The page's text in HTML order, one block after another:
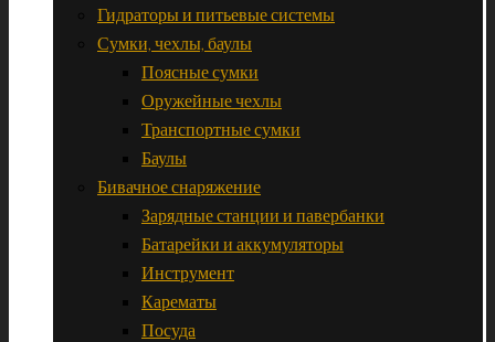
Гидраторы и питьевые системы
Сумки, чехлы, баулы
Поясные сумки
Оружейные чехлы
Транспортные сумки
Баулы
Бивачное снаряжение
Зарядные станции и павербанки
Батарейки и аккумуляторы
Инструмент
Карематы
Посуда